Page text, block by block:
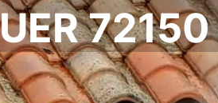
72150